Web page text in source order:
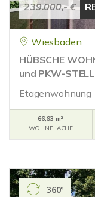
239.000,- €
Wiesbaden
HÜBSCHE
und PKW-
Etagenwohnung
66,93 m²
WOHNFLÄCHE
360°